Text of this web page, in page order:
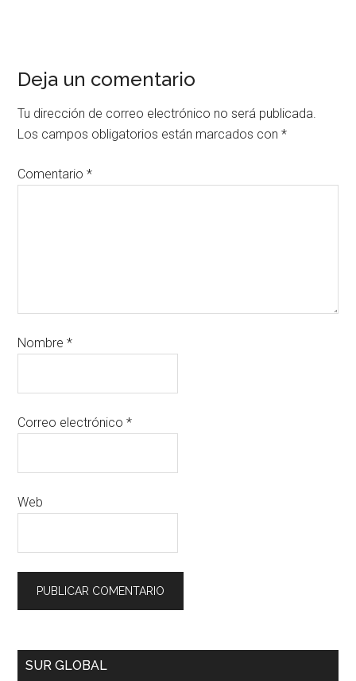
Deja un comentario
Tu dirección de correo electrónico no será publicada.
Los campos obligatorios están marcados con*
Comentario*
Nombre*
Correo electrónico*
Web
SUR GLOBAL